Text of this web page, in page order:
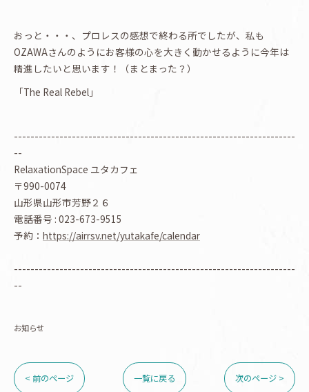
おっと・・・、プロレスの感想で終わる所でしたが、私も
OZAWAさんのようにお客様の心を大きく動かせるように今年は
精進したいと思います！（まとまった？）
「The Real Rebel」
--------------------------------------------------------------------
--
RelaxationSpace ユタカフェ
〒990-0074
山形県山形市芳野２６
電話番号 : 023-673-9515
予約： https://airrsv.net/yutakafe/calendar
--------------------------------------------------------------------
--
お知らせ
< 前のページ 一覧に戻る 次のページ >